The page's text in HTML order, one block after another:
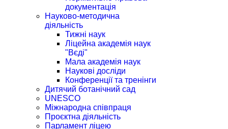
документація
Науково-методична
діяльність
Тижні наук
Ліцейна академія наук
"Вєді"
Мала академія наук
Наукові досліди
Конференції та тренінги
Дитячий ботанічний сад
UNESCO
Міжнародна співпраця
Проєктна діяльність
Парламент ліцею